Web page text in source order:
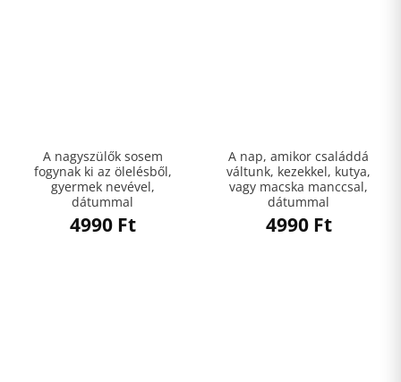
A nagyszülők sosem
fogynak ki az ölelésből,
gyermek nevével,
dátummal
4990 Ft
A nap, amikor családdá
váltunk, kezekkel, kutya,
vagy macska manccsal,
dátummal
4990 Ft